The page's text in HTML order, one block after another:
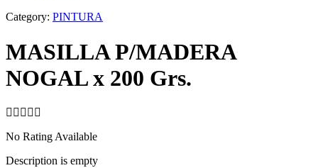
Category: PINTURA
MASILLA P/MADERA
NOGAL x 200 Grs.
No Rating Available
Description is empty